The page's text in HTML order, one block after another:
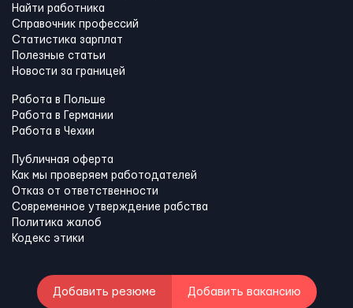
Найти работника
Справочник профессий
Статистика зарплат
Полезные статьи
Новости за границей
Работа в Польше
Работа в Германии
Работа в Чехии
Публичная оферта
Как мы проверяем работодателей
Отказ от ответственности
Современное утверждение рабства
Политика жалоб
Кодекс этики
Добавить резюме Добавить вакансию